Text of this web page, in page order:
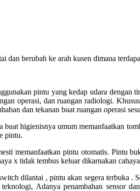
berubah ke arah kusen dimana
pintu yang kedap udara dengan
operasi, dan ruangan radiologi.
dan tekanan buat ruangan operasi
higienisnya umum memanfaatkan
pintu.
memanfaatkan pintu otomatis. Pintu
x tidak tembus keluar dikarnakan
dilantai , pintu akan segera terbuka .
Adanya penambahan sensor